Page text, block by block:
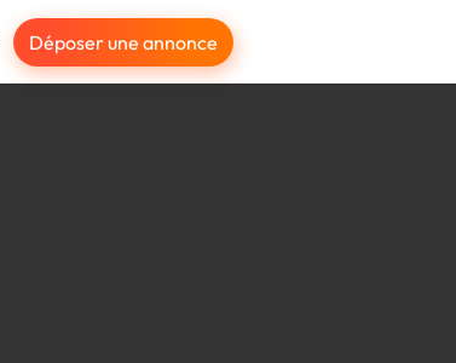
Déposer une annonce